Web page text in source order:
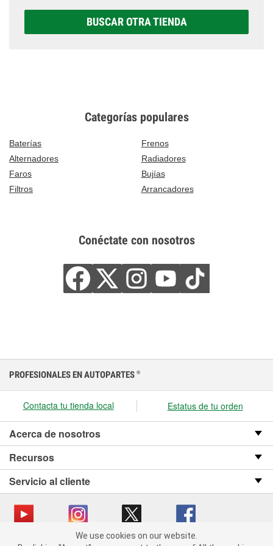
BUSCAR OTRA TIENDA
Categorías populares
Baterías
Frenos
Alternadores
Radiadores
Faros
Bujías
Filtros
Arrancadores
Conéctate con nosotros
We use cookies on our website. By clicking "Accept", you consent
PROFESIONALES EN AUTOPARTES ®
Contacta tu tienda local Estatus de tu orden
Acerca de nosotros
Recursos
Servicio al cliente
We use cookies on our website.